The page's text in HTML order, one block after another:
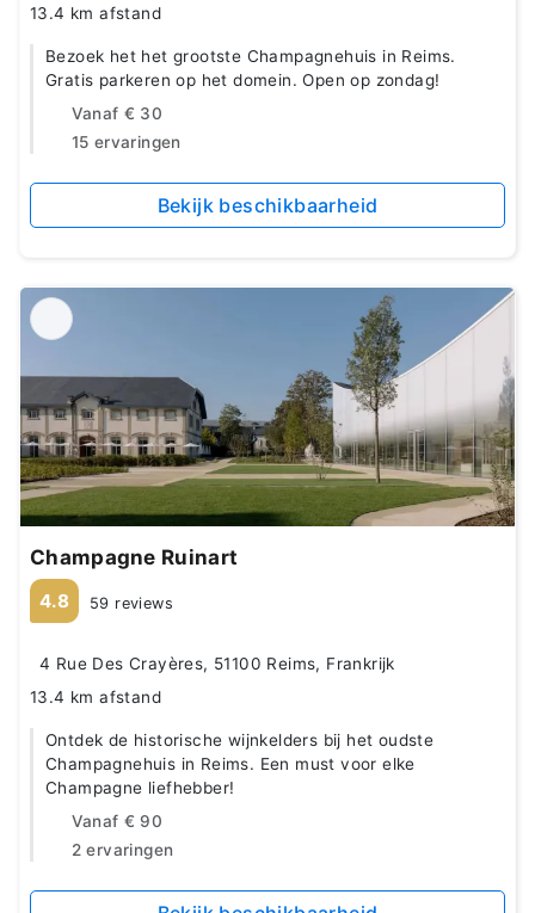
13.4 km afstand
Bezoek het het grootste Champagnehuis in Reims.
Gratis parkeren op het domein. Open op zondag!
Vanaf € 30
15 ervaringen
Bekijk beschikbaarheid
Champagne Ruinart
4.8 59 reviews
4 Rue Des Crayères, 51100 Reims, Frankrijk
13.4 km afstand
Ontdek de historische wijnkelders bij het oudste
Champagnehuis in Reims. Een must voor elke
Champagne liefhebber!
Vanaf € 90
2 ervaringen